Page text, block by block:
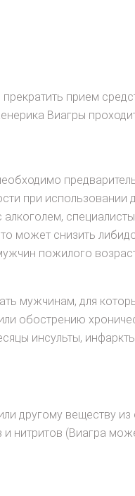
прием
Виагры
при использовании
может снизить
пожилого
мужчинам, для
обострению
инсульты,
другому веществу из
нитритов (Виагра